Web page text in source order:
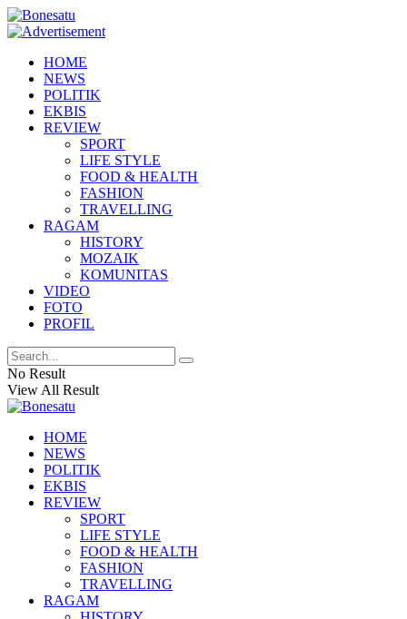
HOME
NEWS
POLITIK
EKBIS
REVIEW
SPORT
LIFE STYLE
FOOD & HEALTH
FASHION
TRAVELLING
RAGAM
HISTORY
MOZAIK
KOMUNITAS
VIDEO
FOTO
PROFIL
No Result
View All Result
HOME
NEWS
POLITIK
EKBIS
REVIEW
SPORT
LIFE STYLE
FOOD & HEALTH
FASHION
TRAVELLING
RAGAM